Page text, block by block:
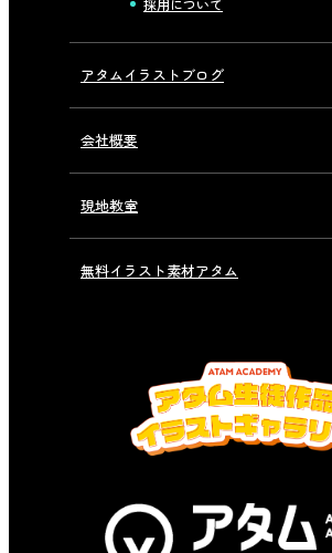
アタムイラストブログ
会社概要
現地教室
無料イラスト素材アタム